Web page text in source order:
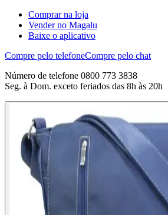
Comprar na loja
Vender no Magalu
Baixe o aplicativo
Compre pelo telefoneCompre pelo chat
Número de telefone 0800 773 3838
Seg. à Dom. exceto feriados das 8h às 20h